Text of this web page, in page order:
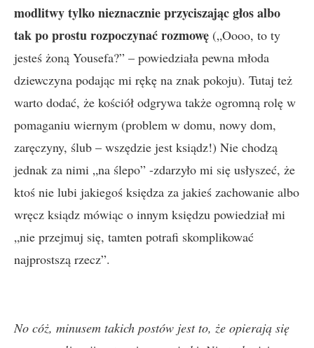
modlitwy tylko nieznacznie przyciszając głos albo
tak po prostu rozpoczynać rozmowę („Oooo, to ty
jesteś żoną Yousefa?” – powiedziała pewna młoda
dziewczyna podając mi rękę na znak pokoju). Tutaj też
warto dodać, że kościół odgrywa także ogromną rolę w
pomaganiu wiernym (problem w domu, nowy dom,
zaręczyny, ślub – wszędzie jest ksiądz!) Nie chodzą
jednak za nimi „na ślepo” -zdarzyło mi się usłyszeć, że
ktoś nie lubi jakiegoś księdza za jakieś zachowanie albo
wręcz ksiądz mówiąc o innym księdzu powiedział mi
„nie przejmuj się, tamten potrafi skomplikować
najprostszą rzecz”.
No cóż, minusem takich postów jest to, że opierają się